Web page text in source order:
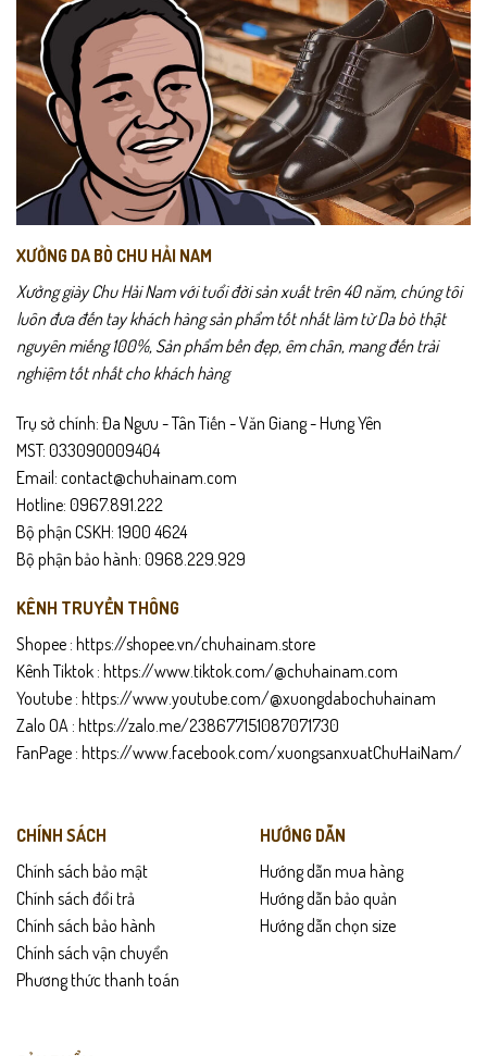
XƯỞNG DA BÒ CHU HẢI NAM
Xưởng giày Chu Hải Nam với tuổi đời sản xuất trên 40 năm, chúng tôi
luôn đưa đến tay khách hàng sản phẩm tốt nhất làm từ Da bò thật
nguyên miếng 100%, Sản phẩm bền đẹp, êm chân, mang đến trải
nghiệm tốt nhất cho khách hàng
Trụ sở chính: Đa Ngưu - Tân Tiến - Văn Giang - Hưng Yên
MST: 033090009404
Email: contact@chuhainam.com
Hotline: 0967.891.222
Bộ phận CSKH: 1900 4624
Bộ phận bảo hành: 0968.229.929
KÊNH TRUYỀN THÔNG
Shopee : https://shopee.vn/chuhainam.store
Kênh Tiktok : https://www.tiktok.com/@chuhainam.com
Youtube : https://www.youtube.com/@xuongdabochuhainam
Zalo OA : https://zalo.me/238677151087071730
FanPage : https://www.facebook.com/xuongsanxuatChuHaiNam/
CHÍNH SÁCH
Chính sách bảo mật
Chính sách đổi trả
Chính sách bảo hành
Chính sách vận chuyển
Phương thức thanh toán
HƯỚNG DẪN
Hướng dẫn mua hàng
Hướng dẫn bảo quản
Hướng dẫn chọn size